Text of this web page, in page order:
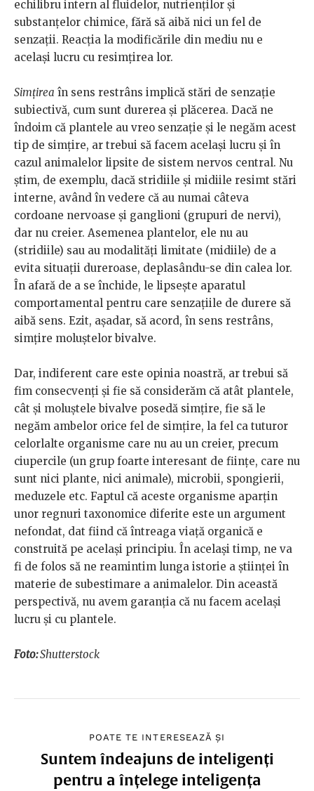
echilibru intern al fluidelor, nutrienților și
substanțelor chimice, fără să aibă nici un fel de
senzații. Reacția la modificările din mediu nu e
același lucru cu resimțirea lor.
Simțirea în sens restrâns implică stări de senzație
subiectivă, cum sunt durerea și plăcerea. Dacă ne
îndoim că plantele au vreo senzație și le negăm acest
tip de simțire, ar trebui să facem același lucru și în
cazul animalelor lipsite de sistem nervos central. Nu
ştim, de exemplu, dacă stridiile și midiile resimt stări
interne, având în vedere că au numai câteva
cordoane nervoase și ganglioni (grupuri de nervi),
dar nu creier. Asemenea plantelor, ele nu au
(stridiile) sau au modalități limitate (midiile) de a
evita situații dureroase, deplasându-se din calea lor.
În afară de a se închide, le lipsește aparatul
comportamental pentru care senzațiile de durere să
aibă sens. Ezit, așadar, să acord, în sens restrâns,
simțire moluștelor bivalve.
Dar, indiferent care este opinia noastră, ar trebui să
fim consecvenți și fie să considerăm că atât plantele,
cât și moluștele bivalve posedă simțire, fie să le
negăm ambelor orice fel de simțire, la fel ca tuturor
celorlalte organisme care nu au un creier, precum
ciupercile (un grup foarte interesant de ființe, care nu
sunt nici plante, nici animale), microbii, spongierii,
meduzele etc. Faptul că aceste organisme aparțin
unor regnuri taxonomice diferite este un argument
nefondat, dat fiind că întreaga viață organică e
construită pe același principiu. În același timp, ne va
fi de folos să ne reamintim lunga istorie a științei în
materie de subestimare a animalelor. Din această
perspectivă, nu avem garanția că nu facem același
lucru și cu plantele.
Foto:Shutterstock
POATE TE INTERESEAZĂ ȘI
Suntem îndeajuns de inteligenți
pentru a înțelege inteligența